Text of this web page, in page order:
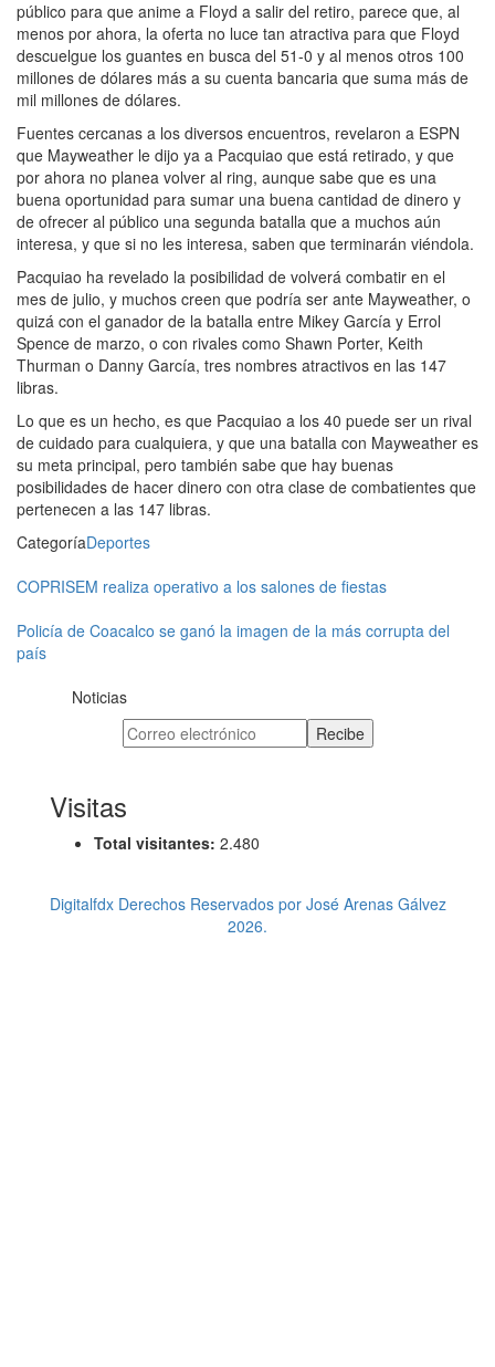
público para que anime a Floyd a salir del retiro, parece que, al
menos por ahora, la oferta no luce tan atractiva para que Floyd
descuelgue los guantes en busca del 51-0 y al menos otros 100
millones de dólares más a su cuenta bancaria que suma más de
mil millones de dólares.
Fuentes cercanas a los diversos encuentros, revelaron a ESPN
que Mayweather le dijo ya a Pacquiao que está retirado, y que
por ahora no planea volver al ring, aunque sabe que es una
buena oportunidad para sumar una buena cantidad de dinero y
de ofrecer al público una segunda batalla que a muchos aún
interesa, y que si no les interesa, saben que terminarán viéndola.
Pacquiao ha revelado la posibilidad de volverá combatir en el
mes de julio, y muchos creen que podría ser ante Mayweather, o
quizá con el ganador de la batalla entre Mikey García y Errol
Spence de marzo, o con rivales como Shawn Porter, Keith
Thurman o Danny García, tres nombres atractivos en las 147
libras.
Lo que es un hecho, es que Pacquiao a los 40 puede ser un rival
de cuidado para cualquiera, y que una batalla con Mayweather es
su meta principal, pero también sabe que hay buenas
posibilidades de hacer dinero con otra clase de combatientes que
pertenecen a las 147 libras.
CategoríaDeportes
COPRISEM realiza operativo a los salones de fiestas
Policía de Coacalco se ganó la imagen de la más corrupta del
país
Noticias
Visitas
Total visitantes: 2.480
Digitalfdx Derechos Reservados por José Arenas Gálvez
2026.